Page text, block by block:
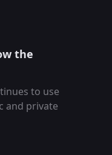
the
to use
and private